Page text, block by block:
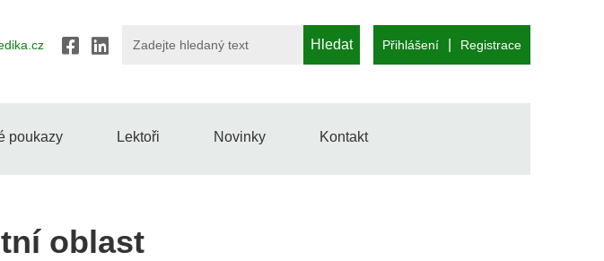
Hledat Přihlášení Registrace
poukazy Lektoři Novinky Kontakt
oblast